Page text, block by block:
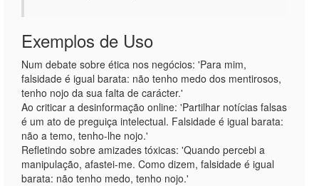
Exemplos de Uso
Num debate sobre ética nos negócios: 'Para mim,
falsidade é igual barata: não tenho medo dos mentirosos,
tenho nojo da sua falta de carácter.'
Ao criticar a desinformação online: 'Partilhar notícias falsas
é um ato de preguiça intelectual. Falsidade é igual barata:
não a temo, tenho-lhe nojo.'
Refletindo sobre amizades tóxicas: 'Quando percebi a
manipulação, afastei-me. Como dizem, falsidade é igual
barata: não tenho medo, tenho nojo.'